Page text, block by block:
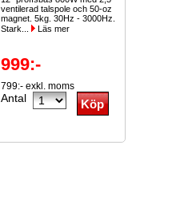
ventilerad talspole och 50-oz
magnet. 5kg. 30Hz - 3000Hz.
Stark...
Läs mer
999:-
799:- exkl. moms
Antal